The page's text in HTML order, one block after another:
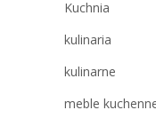
Kuchnia
kulinaria
kulinarne
meble